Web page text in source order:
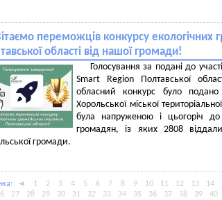
переможців конкурсу екологічних
області від нашої громади!
Голосування за подані до
Smart Region Полтавської
обласний конкурс було
Хорольської міської
була напруженою і цьогоріч
громадян, із яких 2808
громади.
◄ 1 2 3 4 5 6 7 8 9 10 11 12 13 14
27 28 29 30 31 32 33 34 35 36 37 38 39 40